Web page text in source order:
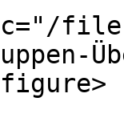
files/